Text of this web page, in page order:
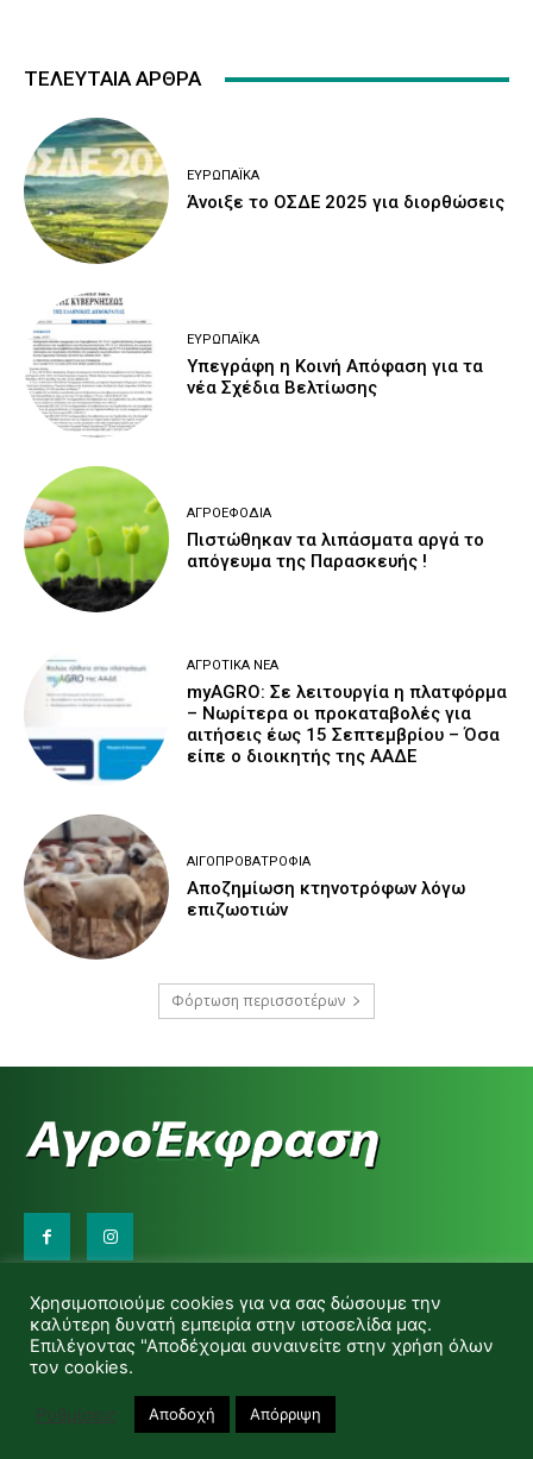
ΤΕΛΕΥΤΑΙΑ ΑΡΘΡΑ
ΕΥΡΩΠΑΪΚΆ
Άνοιξε το ΟΣΔΕ 2025 για διορθώσεις
ΕΥΡΩΠΑΪΚΆ
Υπεγράφη η Κοινή Απόφαση για τα
νέα Σχέδια Βελτίωσης
ΑΓΡΟΕΦΌΔΙΑ
Πιστώθηκαν τα λιπάσματα αργά το
απόγευμα της Παρασκευής !
ΑΓΡΟΤΙΚΆ ΝΈΑ
myAGRO: Σε λειτουργία η πλατφόρμα
– Νωρίτερα οι προκαταβολές για
αιτήσεις έως 15 Σεπτεμβρίου – Όσα
είπε ο διοικητής της ΑΑΔΕ
ΑΙΓΟΠΡΟΒΑΤΡΟΦΊΑ
Αποζημίωση κτηνοτρόφων λόγω
επιζωοτιών
Φόρτωση περισσοτέρων
d.makas@yahoo.gr
info@agrofitro.gr
Μακάς Ντίνος
Χρησιμοποιούμε cookies για να σας δώσουμε την
καλύτερη δυνατή εμπειρία στην ιστοσελίδα μας.
Επιλέγοντας "Αποδέχομαι συναινείτε στην χρήση όλων
τον cookies.
Ρυθμίσεις Αποδοχή Απόρριψη